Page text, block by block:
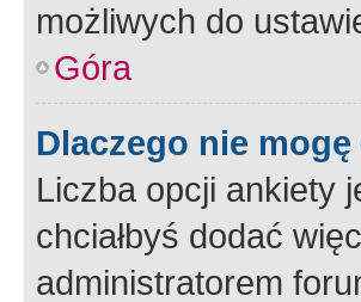
możliwych do
Góra
Dlaczego nie
Liczba opcji ankiety
chciałbyś dodać
administratorem